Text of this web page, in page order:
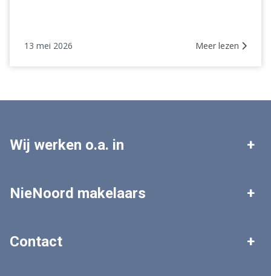
13 mei 2026 Meer lezen
Wij werken o.a. in
Grootegast
NieNoord makelaars
Contact